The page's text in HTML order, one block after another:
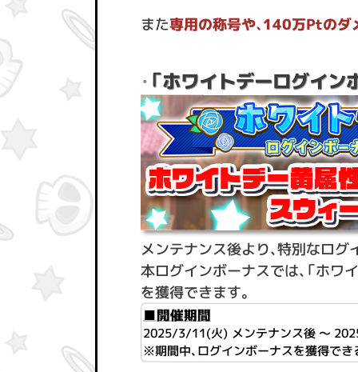
また専用の称号や、140万Ptのダ
・ 「ホワイトデーログイン
メンテナンス後より、特別なロ
本ログインボーナスでは、「ホワ
を獲得できます。
■開催期間
2025/3/11(火) メンテナンス後 ～
※期間中、ログインボーナスを獲得で